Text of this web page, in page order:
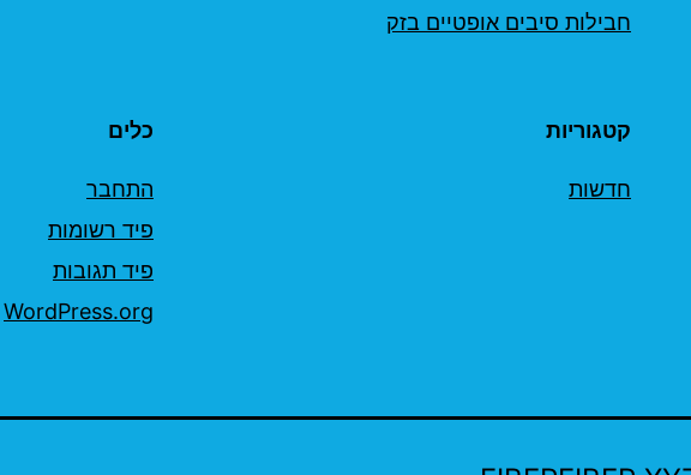
חבילות סיבים אופטיים בזק
קטגוריות
חדשות
כלים
התחבר
פיד רשומות
פיד תגובות
WordPress.org